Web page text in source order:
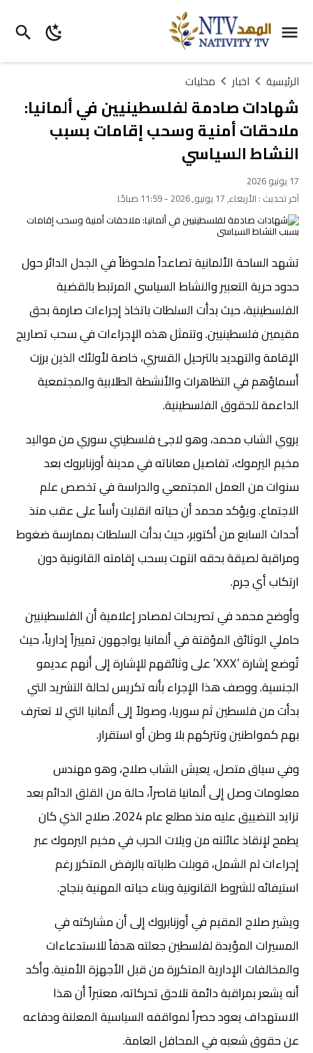
الرئيسية اخبار محليات
شهادات صادمة لفلسطينيين في ألمانيا:
ملاحقات أمنية وسحب إقامات بسبب
النشاط السياسي
17 يونيو 2026
آخر تحديث : الأربعاء, 17 يونيو, 2026 - 11:59 صباحًا
تشهد الساحة الألمانية تصاعداً ملحوظاً في الجدل الدائر حول
حدود حرية التعبير والنشاط السياسي المرتبط بالقضية
الفلسطينية، حيث بدأت السلطات باتخاذ إجراءات صارمة بحق
مقيمين فلسطينيين. وتتمثل هذه الإجراءات في سحب تصاريح
الإقامة والتهديد بالترحيل القسري، خاصة لأولئك الذين برزت
أسماؤهم في التظاهرات والأنشطة الطلابية والمجتمعية
الداعمة للحقوق الفلسطينية.
يروي الشاب محمد، وهو لاجئ فلسطيني سوري من مواليد
مخيم اليرموك، تفاصيل معاناته في مدينة أوزنابروك بعد
سنوات من العمل المجتمعي والدراسة في تخصص علم
الاجتماع. ويؤكد محمد أن حياته انقلبت رأساً على عقب منذ
أحداث السابع من أكتوبر، حيث بدأت السلطات بممارسة ضغوط
ومراقبة لصيقة بحقه انتهت بسحب إقامته القانونية دون
ارتكاب أي جرم.
وأوضح محمد في تصريحات لمصادر إعلامية أن الفلسطينيين
حاملي الوثائق المؤقتة في ألمانيا يواجهون تمييزاً إدارياً، حيث
تُوضع إشارة ‘XXX’ على وثائقهم للإشارة إلى أنهم عديمو
الجنسية. ووصف هذا الإجراء بأنه تكريس لحالة التشريد التي
بدأت من فلسطين ثم سوريا، وصولاً إلى ألمانيا التي لا تعترف
بهم كمواطنين وتتركهم بلا وطن أو استقرار.
وفي سياق متصل، يعيش الشاب صلاح، وهو مهندس
معلومات وصل إلى ألمانيا قاصراً، حالة من القلق الدائم بعد
تزايد التضييق عليه منذ مطلع عام 2024. صلاح الذي كان
يطمح لإنقاذ عائلته من ويلات الحرب في مخيم اليرموك عبر
إجراءات لم الشمل، قوبلت طلباته بالرفض المتكرر رغم
استيفائه للشروط القانونية وبناء حياته المهنية بنجاح.
ويشير صلاح المقيم في أوزنابروك إلى أن مشاركته في
المسيرات المؤيدة لفلسطين جعلته هدفاً للاستدعاءات
والمخالفات الإدارية المتكررة من قبل الأجهزة الأمنية. وأكد
أنه يشعر بمراقبة دائمة تلاحق تحركاته، معتبراً أن هذا
الاستهداف يعود حصراً لمواقفه السياسية المعلنة ودفاعه
عن حقوق شعبه في المحافل العامة.